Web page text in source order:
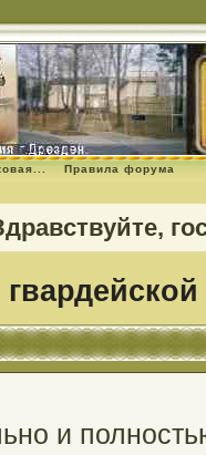
Правила форума
и